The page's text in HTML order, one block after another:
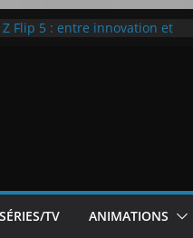
Flip 5 : entre innovation et
White
P1
SÉRIES/TV ANIMATIONS